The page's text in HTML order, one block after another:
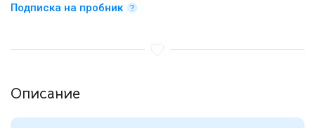
Подписка на пробник
Описание